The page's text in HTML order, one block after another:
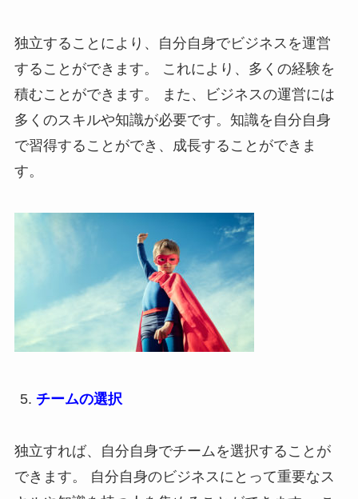
独立することにより、自分自身でビジネスを運営
することができます。 これにより、多くの経験を
積むことができます。 また、ビジネスの運営には
多くのスキルや知識が必要です。知識を自分自身
で習得することができ、成長することができま
す。
チームの選択
独立すれば、自分自身でチームを選択することが
できます。 自分自身のビジネスにとって重要なス